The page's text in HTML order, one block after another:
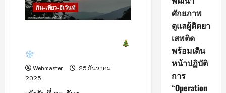
มาส
คอต
ส่ง
นัก
ท่อง
กิน-เที่ยว-อีเว้นท์
Webmaster
25 ธันวาคม
2025
ศักยภาพ
ดูแลผู้ติดยา
เสพติด
พร้อมเดิน
หน้าปฏิบัติ
การ
“Operation